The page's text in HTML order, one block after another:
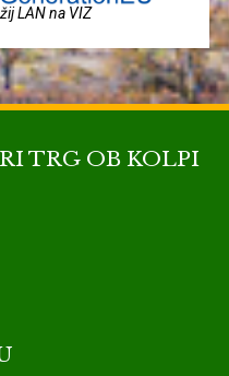
LAN na VIZ
TRG OB KOLPI